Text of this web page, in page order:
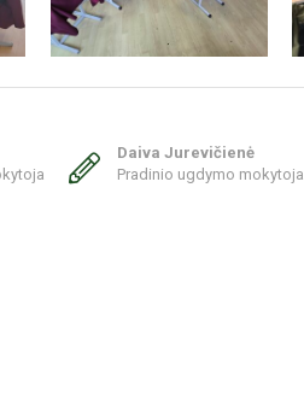
Daiva Jurevičienė
Pradinio ugdymo mokytoja